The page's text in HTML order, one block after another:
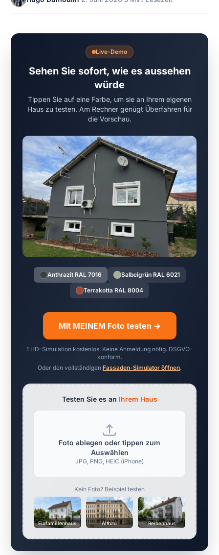
Live-Demo
Sehen Sie sofort, wie es aussehen
würde
Tippen Sie auf eine Farbe, um sie an Ihrem eigenen
Haus zu testen. Am Rechner genügt Überfahren für
die Vorschau.
Anthrazit RAL 7016 Salbeigrün RAL 6021
Terrakotta RAL 8004
Mit MEINEM Foto testen →
1 HD-Simulation kostenlos. Keine Anmeldung nötig. DSGVO-
konform.
Oder den vollständigen Fassaden-Simulator öffnen.
Testen Sie es an Ihrem Haus
Foto ablegen oder tippen zum
Auswählen
JPG, PNG, HEIC (iPhone)
Kein Foto? Beispiel testen
Einfamilienhaus Altbau Reihenhaus